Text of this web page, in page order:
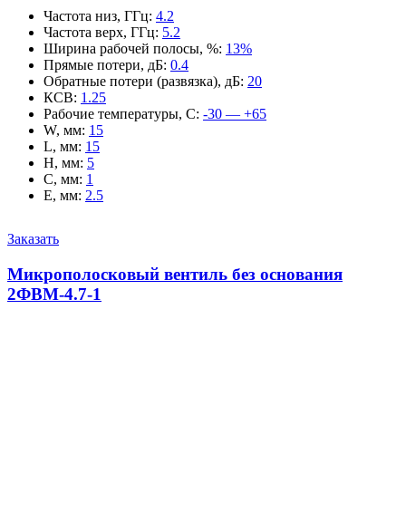
Частота низ, ГГц: 4.2
Частота верх, ГГц: 5.2
Ширина рабочей полосы, %: 13%
Прямые потери, дБ: 0.4
Обратные потери (развязка), дБ: 20
КСВ: 1.25
Рабочие температуры, С: -30 — +65
W, мм: 15
L, мм: 15
H, мм: 5
C, мм: 1
E, мм: 2.5
Заказать
Микрополосковый вентиль без основания
2ФВМ-4.7-1